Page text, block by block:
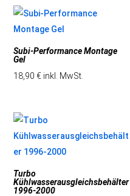
Subi-Performance Montage
Gel
18,90€ inkl. MwSt.
Turbo
Kühlwasserausgleichsbehälter
1996-2000